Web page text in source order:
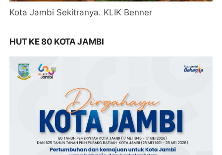
Kota Jambi Sekitranya. KLIK Benner
HUT KE 80 KOTA JAMBI